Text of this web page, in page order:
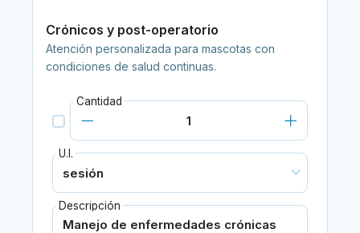
Crónicos y post-operatorio
Atención personalizada para mascotas con
condiciones de salud continuas.
Cantidad
U.I.
Descripción